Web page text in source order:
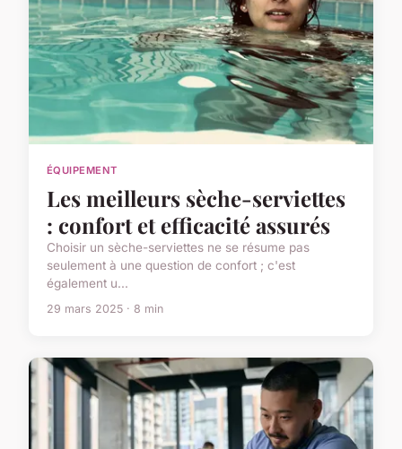
ÉQUIPEMENT
Les meilleurs sèche-serviettes
: confort et efficacité assurés
Choisir un sèche-serviettes ne se résume pas
seulement à une question de confort ; c'est
également u...
29 mars 2025 · 8 min